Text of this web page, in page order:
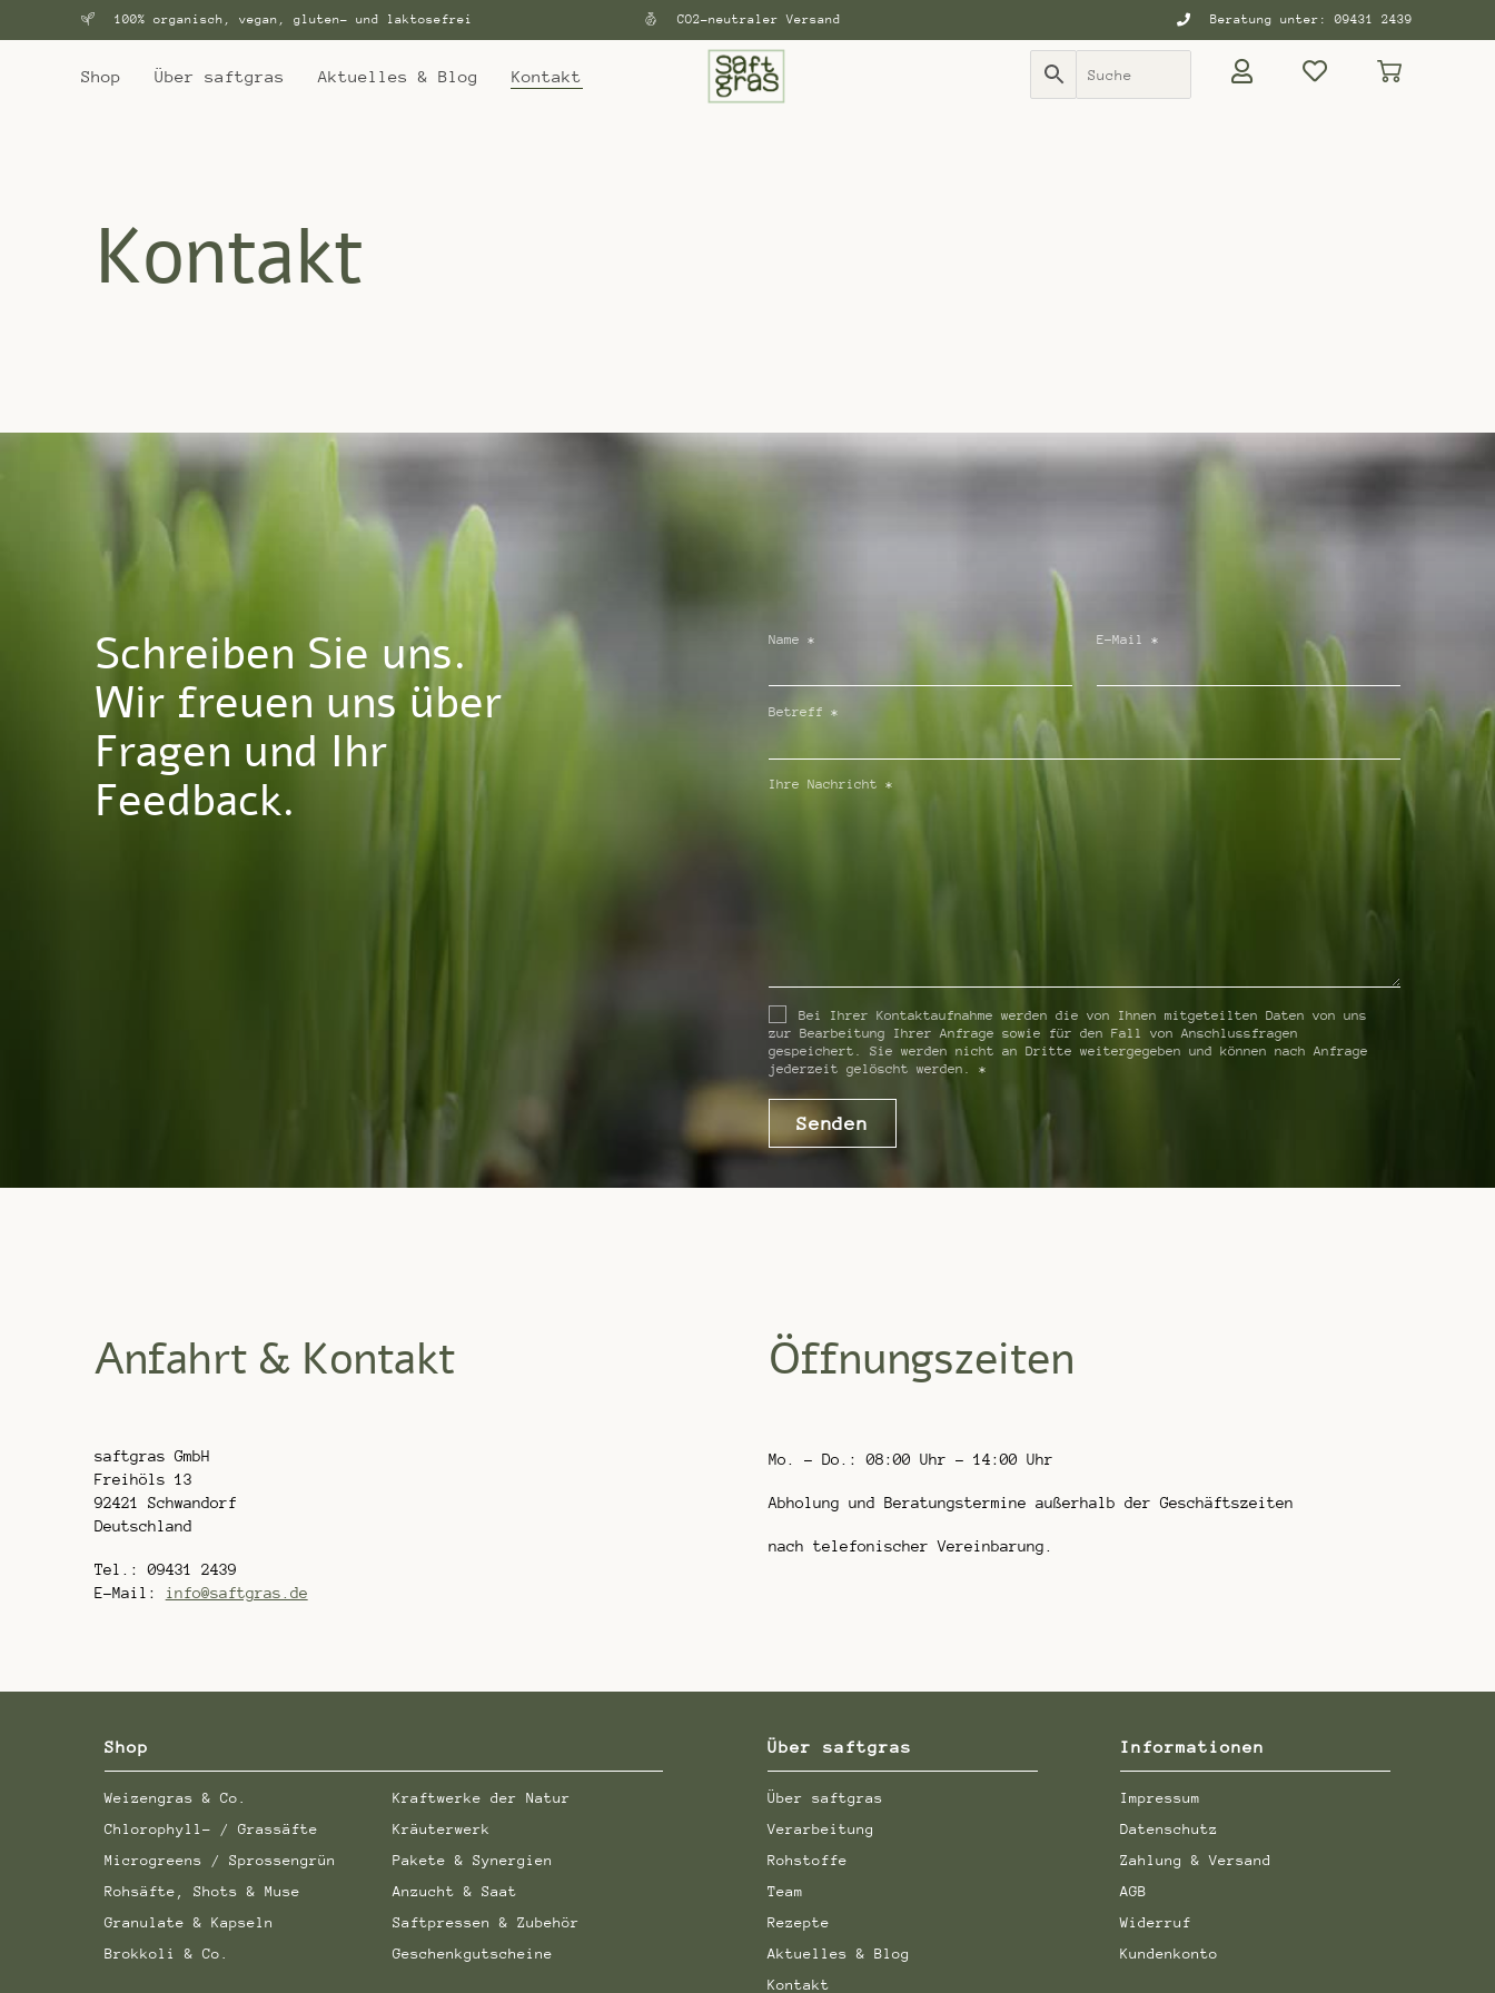
100% organisch, vegan, gluten- und laktosefrei CO2-neutraler Versand Beratung unter: 09431 2439
Shop Über saftgras Aktuelles & Blog Kontakt
Kontakt
Schreiben Sie uns.
Wir freuen uns über
Fragen und Ihr
Feedback.
Name * E-Mail*
Betreff *
Ihre Nachricht *
Bei Ihrer Kontaktaufnahme werden die von Ihnen mitgeteilten Daten von uns
zur Bearbeitung Ihrer Anfrage sowie für den Fall von Anschlussfragen
gespeichert. Sie werden nicht an Dritte weitergegeben und können nach Anfrage
jederzeit gelöscht werden. *
Senden
Anfahrt & Kontakt
saftgras GmbH
Freihöls 13
92421 Schwandorf
Deutschland
Tel.: 09431 2439
E-Mail: info@saftgras.de
Öffnungszeiten
Mo. – Do.: 08:00 Uhr – 14:00 Uhr
Abholung und Beratungstermine außerhalb der Geschäftszeiten
nach telefonischer Vereinbarung.
Shop
Weizengras & Co.
Chlorophyll- / Grassäfte
Microgreens / Sprossengrün
Rohsäfte, Shots & Muse
Granulate & Kapseln
Brokkoli & Co.
Kraftwerke der Natur
Kräuterwerk
Pakete & Synergien
Anzucht & Saat
Saftpressen & Zubehör
Geschenkgutscheine
Über saftgras
Über saftgras
Verarbeitung
Rohstoffe
Team
Rezepte
Aktuelles & Blog
Kontakt
Informationen
Impressum
Datenschutz
Zahlung & Versand
AGB
Widerruf
Kundenkonto